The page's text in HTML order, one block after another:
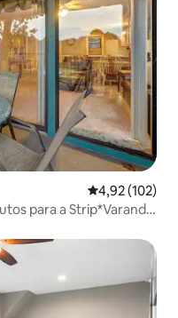
4,92 de uma
4,92 (102)
para a Strip*Varanda
hóspedes